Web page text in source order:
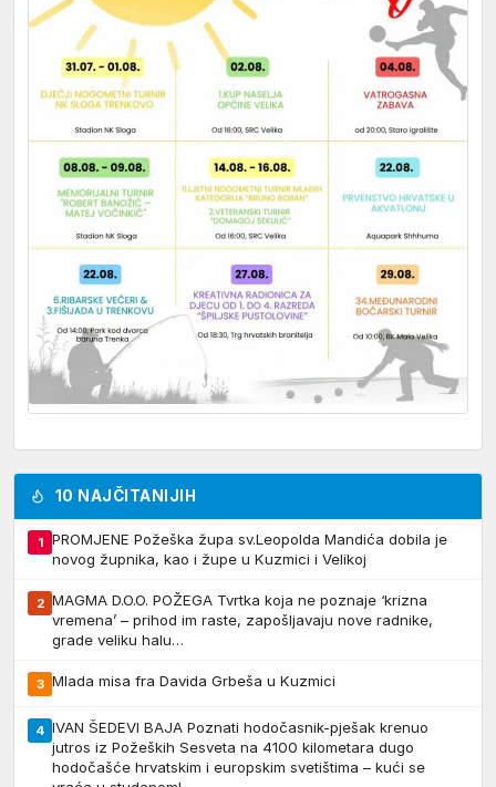
10 NAJČITANIJIH
1
PROMJENE Požeška župa sv.Leopolda Mandića dobila je
novog župnika, kao i župe u Kuzmici i Velikoj
2 MAGMA D.O.O. POŽEGA Tvrtka koja ne poznaje ‘krizna
vremena’ – prihod im raste, zapošljavaju nove radnike,
grade veliku halu…
3 Mlada misa fra Davida Grbeša u Kuzmici
4 IVAN ŠEDEVI BAJA Poznati hodočasnik-pješak krenuo
jutros iz Požeških Sesveta na 4100 kilometara dugo
hodočašće hrvatskim i europskim svetištima – kući se